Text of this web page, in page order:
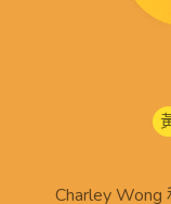
Charley Wong